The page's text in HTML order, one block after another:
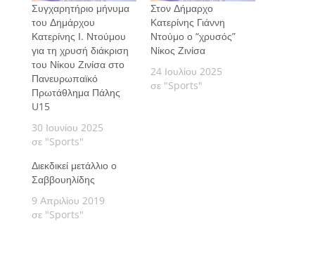
Συγχαρητήριο μήνυμα
του Δημάρχου
Κατερίνης Ι. Ντούμου
για τη χρυσή διάκριση
του Νίκου Ζινίσα στο
Πανευρωπαϊκό
Πρωτάθλημα Πάλης
U15
30 Ιουνίου 2025
σε "Sports"
Στον Δήμαρχο
Κατερίνης Γιάννη
Ντούμο ο “χρυσός”
Νίκος Ζινίσα
24 Ιουλίου 2025
σε "Sports"
Διεκδικεί μετάλλιο ο
Σαββουηλίδης
9 Απριλίου 2019
σε "Sports"